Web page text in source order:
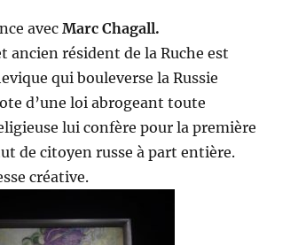
avecMarc Chagall.
ancien résident de la Ruche est
qui bouleverse la Russie
d’une loi abrogeant toute
lui confère pour la première
de citoyen russe à part entière.
créative.